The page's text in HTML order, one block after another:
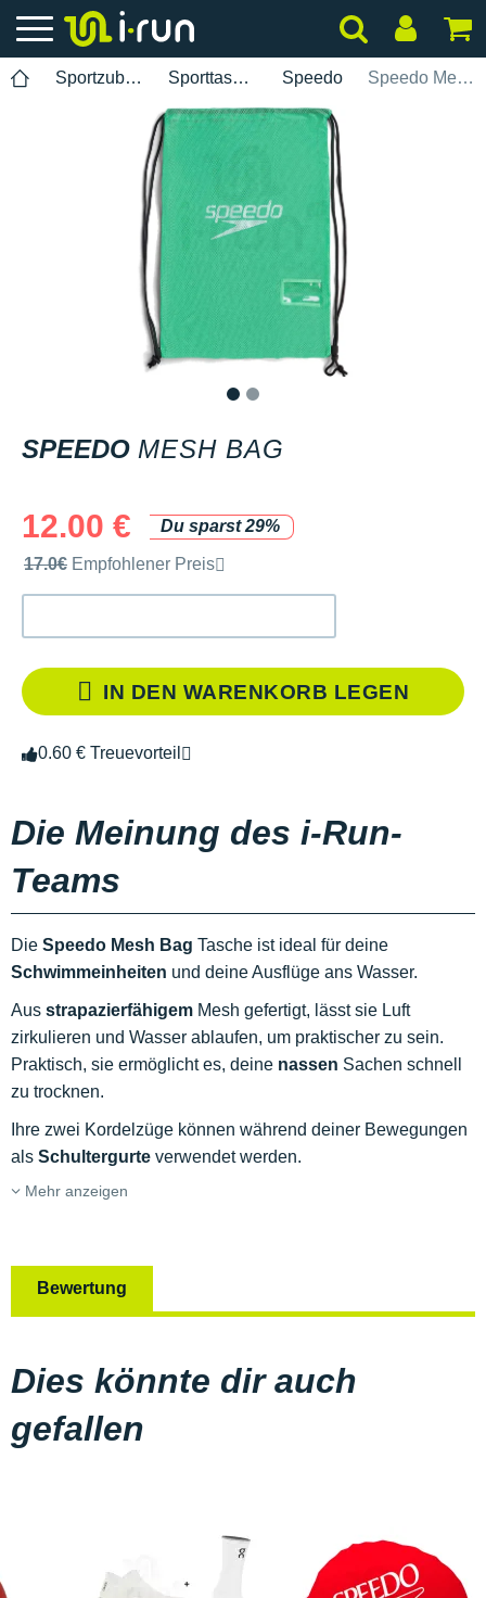
Sportzubehör Sporttaschen Speedo Speedo Mesh Bag
SPEEDO MESH BAG
12.00 €
Du sparst 29%
Unverbindliche Preisempfehlung der Marke
17.0€ Empfohlener Preis
IN DEN WARENKORB LEGEN
0.60 € Treuevorteil
Die Meinung des i-Run-
Teams
Die Speedo Mesh Bag Tasche ist ideal für deine
Schwimmeinheiten und deine Ausflüge ans Wasser.
Aus strapazierfähigem Mesh gefertigt, lässt sie Luft
zirkulieren und Wasser ablaufen, um praktischer zu sein.
Praktisch, sie ermöglicht es, deine nassen Sachen schnell
zu trocknen.
Ihre zwei Kordelzüge können während deiner Bewegungen
als Schultergurte verwendet werden.
Mehr anzeigen
Bewertung
Dies könnte dir auch
gefallen